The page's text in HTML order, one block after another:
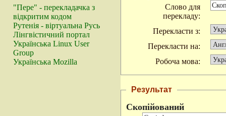
"Пере" - перекладачка з
відкритим кодом
Рутенія - віртуальна Русь
Лінгвістичний портал
Українська Linux User
Group
Українська Mozilla
Слово для
перекладу:
Перекласти з:
Перекласти на:
Робоча мова:
Результат
Скопійований